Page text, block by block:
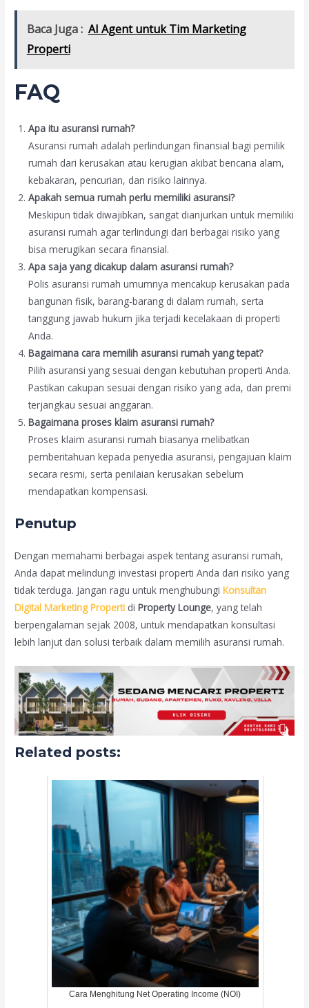
Baca Juga : AI Agent untuk Tim Marketing
Properti
FAQ
Apa itu asuransi rumah?
Asuransi rumah adalah perlindungan finansial bagi pemilik
rumah dari kerusakan atau kerugian akibat bencana alam,
kebakaran, pencurian, dan risiko lainnya.
Apakah semua rumah perlu memiliki asuransi?
Meskipun tidak diwajibkan, sangat dianjurkan untuk memiliki
asuransi rumah agar terlindungi dari berbagai risiko yang
bisa merugikan secara finansial.
Apa saja yang dicakup dalam asuransi rumah?
Polis asuransi rumah umumnya mencakup kerusakan pada
bangunan fisik, barang-barang di dalam rumah, serta
tanggung jawab hukum jika terjadi kecelakaan di properti
Anda.
Bagaimana cara memilih asuransi rumah yang tepat?
Pilih asuransi yang sesuai dengan kebutuhan properti Anda.
Pastikan cakupan sesuai dengan risiko yang ada, dan premi
terjangkau sesuai anggaran.
Bagaimana proses klaim asuransi rumah?
Proses klaim asuransi rumah biasanya melibatkan
pemberitahuan kepada penyedia asuransi, pengajuan klaim
secara resmi, serta penilaian kerusakan sebelum
mendapatkan kompensasi.
Penutup
Dengan memahami berbagai aspek tentang asuransi rumah,
Anda dapat melindungi investasi properti Anda dari risiko yang
tidak terduga. Jangan ragu untuk menghubungiKonsultan
Digital Marketing Properti diProperty Lounge, yang telah
berpengalaman sejak 2008, untuk mendapatkan konsultasi
lebih lanjut dan solusi terbaik dalam memilih asuransi rumah.
Related posts:
Cara Menghitung Net Operating Income (NOI)